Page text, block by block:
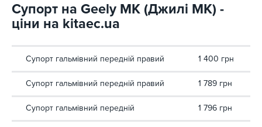
Супорт на Geely MK (Джилі МК) -
ціни на kitaec.ua
Супорт гальмівний передній правий 1 400 грн
Супорт гальмівний передній правий 1 789 грн
Супорт гальмівний передній 1 796 грн